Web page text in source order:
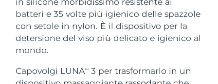
batteri e 35 volte più igienico delle spazzole
con setole in nylon. È il dispositivo per la
detersione del viso più delicato e igienico al
mondo.
Capovolgi LUNATM
3 per trasformarlo in un
Massage, LED heating
LUNA™ 4 Men
Microcurrent toning on-the-go
BEAR™ 2 eyes & lips
Deep facial hydration
UFO™ 3 LED
device
Hybrid silicone sonic toothbrush
TRATTAMENTI ANTI-AGE FAQ™
Anti-age Trattamenti LED
NEW
Brunei Consegna stimata
Bulgaria Consegna stimata8/8/26
Canada
Cile Consegna stimata 8/12/26